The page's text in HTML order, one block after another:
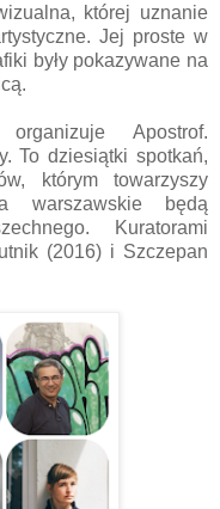
której uznanie
Jej proste w
były pokazywane na
Apostrof.
To dziesiątki spotkań,
którym towarzyszy
warszawskie będą
Kuratorami
(2016) i Szczepan